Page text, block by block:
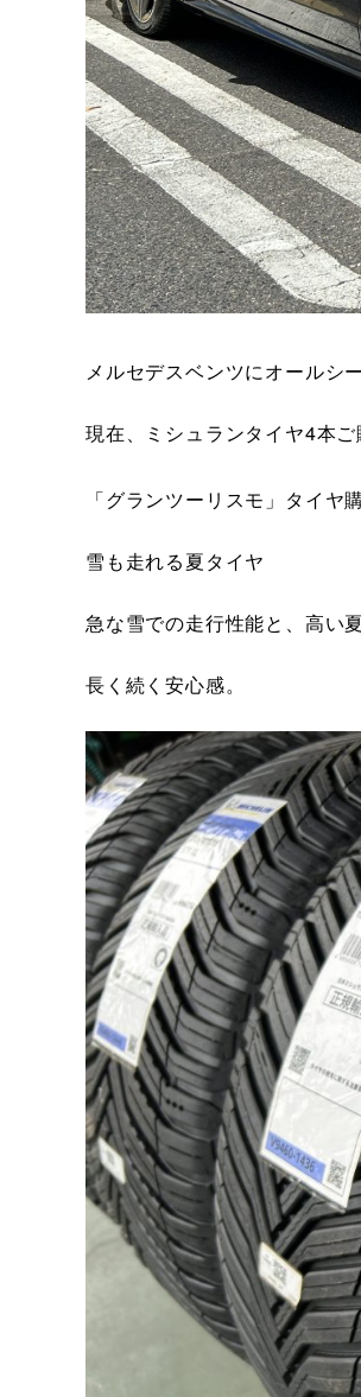
メルセデスベンツにオールシ
現在、ミシュランタイヤ4本
「グランツーリスモ」タイヤ
雪も走れる夏タイヤ
急な雪での走行性能と、高い夏
長く続く安心感。